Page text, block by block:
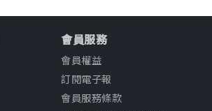
會員服務
會員權益
訂閱電子報
會員服務條款